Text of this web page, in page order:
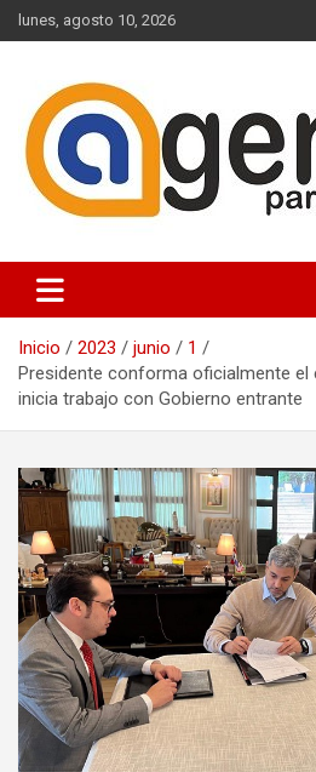
Saltar
al
lunes, agosto 10, 2026
Agenda Paraguay
Inicio 2023 junio
1
Presidente conforma oficialmente el
inicia trabajo con Gobierno entrante